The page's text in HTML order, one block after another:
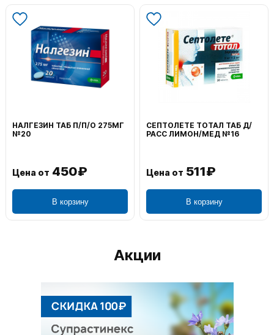
НАЛГЕЗИН ТАБ П/П/О 275МГ
№20
Цена от 450₽
В корзину
СЕПТОЛЕТЕ ТОТАЛ ТАБ Д/
РАСС ЛИМОН/МЕД №16
Цена от 511₽
В корзину
Акции